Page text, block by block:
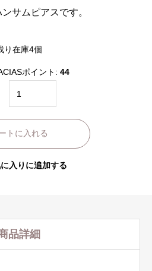
サムピアスです。
り在庫4個
ポイント: 44
ー
ク
ル
ア
トに入れる
入りに追加する
品詳細